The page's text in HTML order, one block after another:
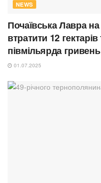
NEWS
Почаївська Лавра
втратити 12
півмільярда гривень
01.07.2025